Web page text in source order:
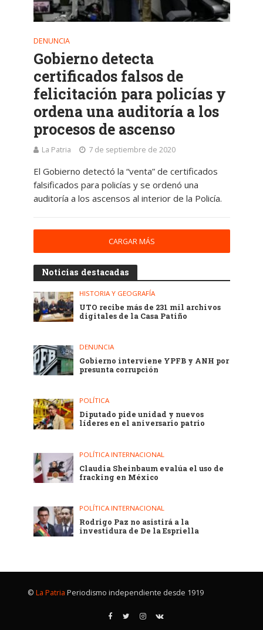
DENUNCIA
Gobierno detecta
certificados falsos de
felicitación para policías y
ordena una auditoría a los
procesos de ascenso
La Patria 7 de septiembre de 2020
El Gobierno detectó la “venta” de certificados
falsificados para policías y se ordenó una
auditoría a los ascensos al interior de la Policía.
CARGAR MÁS
Noticias destacadas
HISTORIA Y GEOGRAFÍA
UTO recibe más de 231 mil archivos
digitales de la Casa Patiño
DENUNCIA
Gobierno interviene YPFB y ANH por
presunta corrupción
POLÍTICA
Diputado pide unidad y nuevos
líderes en el aniversario patrio
POLÍTICA INTERNACIONAL
Claudia Sheinbaum evalúa el uso de
fracking en México
POLÍTICA INTERNACIONAL
Rodrigo Paz no asistirá a la
investidura de De la Espriella
© La Patria Periodismo independiente desde 1919